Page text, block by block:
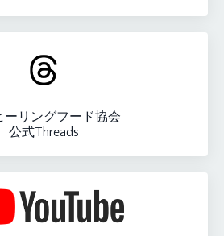
ーリングフード協会
公式Threads